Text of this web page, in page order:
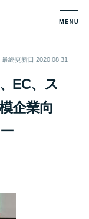
最終更新日 2020.08.31
EC、ス
企業向